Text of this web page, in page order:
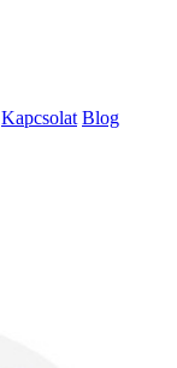
Kapcsolat Blog